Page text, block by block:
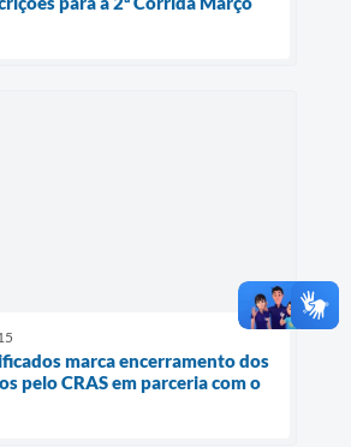
marca encerramento dos
pelo CRAS em parceria com o